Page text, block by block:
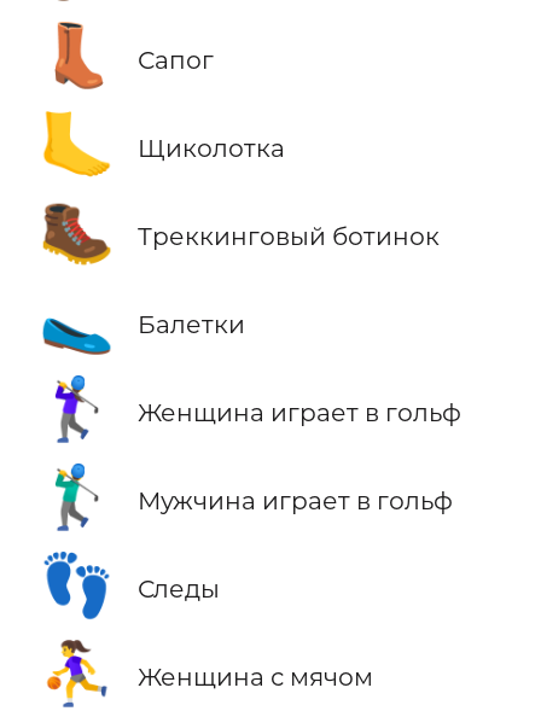
👢
Сапог
🦶 Щиколотка
🥾 Треккинговый ботинок
🥿 Балетки
🏌️‍♀️ Женщина играет в гольф
🏌️‍♂️ Мужчина играет в гольф
👣 Следы
⛹️‍♀️ Женщина с мячом